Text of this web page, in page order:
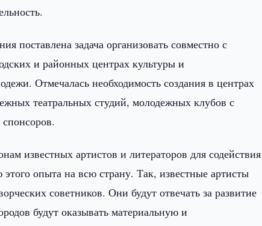
поставлена задача организовать совместно с
и районных центрах культуры и
Отмечалась необходимость создания в центрах
театральных студий, молодежных клубов с
известных артистов и литераторов для содействия
опыта на всю страну. Так, известные артисты
советников. Они будут отвечать за развитие
будут оказывать материальную и